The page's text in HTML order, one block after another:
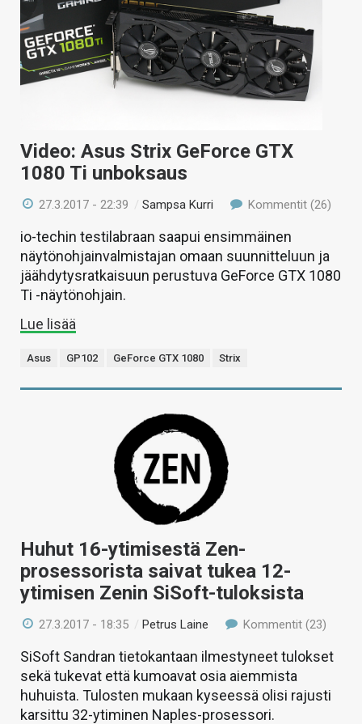
Video: Asus Strix GeForce GTX
1080 Ti unboksaus
27.3.2017 - 22:39 /Sampsa Kurri Kommentit (26)
io-techin testilabraan saapui ensimmäinen
näytönohjainvalmistajan omaan suunnitteluun ja
jäähdytysratkaisuun perustuva GeForce GTX 1080
Ti -näytönohjain.
Lue lisää
Asus GP102 GeForce GTX 1080 Strix
Huhut 16-ytimisestä Zen-
prosessorista saivat tukea 12-
ytimisen Zenin SiSoft-tuloksista
27.3.2017 - 18:35 /Petrus Laine Kommentit (23)
SiSoft Sandran tietokantaan ilmestyneet tulokset
sekä tukevat että kumoavat osia aiemmista
huhuista. Tulosten mukaan kyseessä olisi rajusti
karsittu 32-ytiminen Naples-prosessori.